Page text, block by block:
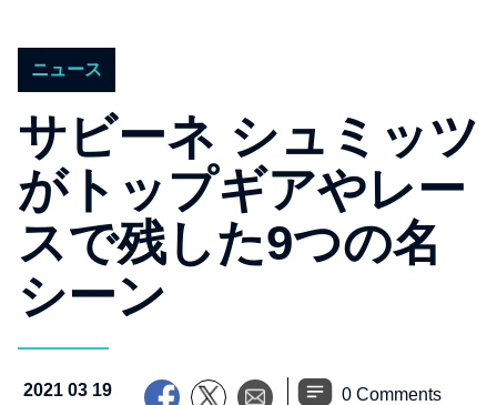
ニュース
サビーネ シュミッツ
がトップギアやレー
スで残した9つの名
シーン
2021 03 19 0 Comments